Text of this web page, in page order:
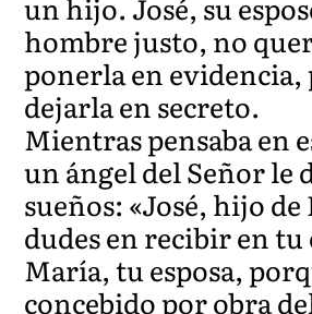
un hijo. José, su
hombre justo, no
ponerla en evidencia,
dejarla en secreto.
Mientras pensaba en
un ángel del Señor le
sueños: «José, hijo
dudes en recibir en tu
María, tu esposa,
concebido por obra